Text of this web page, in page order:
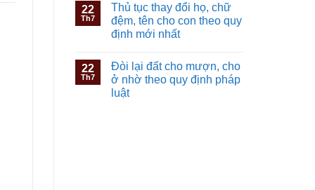
22
Th7
Thủ tục thay đổi họ, chữ
đệm, tên cho con theo quy
định mới nhất
22
Th7
Đòi lại đất cho mượn, cho
ở nhờ theo quy định pháp
luật